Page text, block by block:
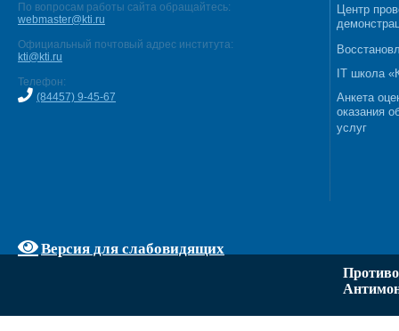
По вопросам работы сайта обращайтесь:
webmaster@kti.ru
Официальный почтовый адрес института:
kti@kti.ru
Телефон:
(84457) 9-45-67
Версия для слабовидящих
Центр
IT школа
Анкета
оказания
услуг